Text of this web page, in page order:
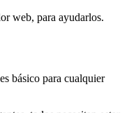
web, para ayudarlos.
básico para cualquier